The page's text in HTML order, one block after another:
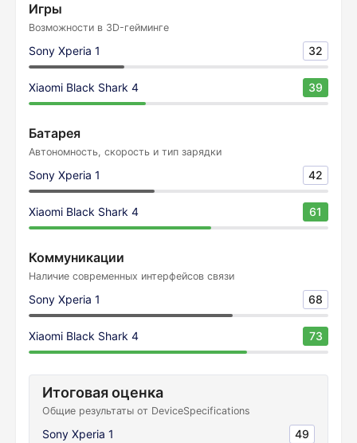
Игры
Возможности в 3D-гейминге
Sony Xperia 1 32
Xiaomi Black Shark 4 39
Батарея
Автономность, скорость и тип зарядки
Sony Xperia 1 42
Xiaomi Black Shark 4 61
Коммуникации
Наличие современных интерфейсов связи
Sony Xperia 1 68
Xiaomi Black Shark 4 73
Итоговая оценка
Общие результаты от DeviceSpecifications
Sony Xperia 1 49